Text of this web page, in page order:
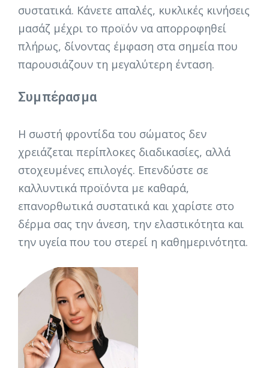
συστατικά. Κάνετε απαλές, κυκλικές κινήσεις
μασάζ μέχρι το προϊόν να απορροφηθεί
πλήρως, δίνοντας έμφαση στα σημεία που
παρουσιάζουν τη μεγαλύτερη ένταση.
Συμπέρασμα
Η σωστή φροντίδα του σώματος δεν
χρειάζεται περίπλοκες διαδικασίες, αλλά
στοχευμένες επιλογές. Επενδύστε σε
καλλυντικά προϊόντα με καθαρά,
επανορθωτικά συστατικά και χαρίστε στο
δέρμα σας την άνεση, την ελαστικότητα και
την υγεία που του στερεί η καθημερινότητα.